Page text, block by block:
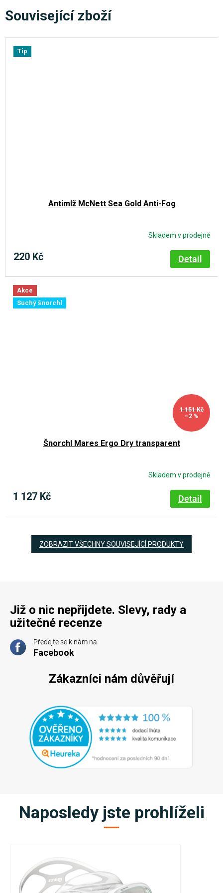
Související zboží
Tip
Antimlž McNett Sea Gold Anti-Fog
Skladem v prodejně
220 Kč Detail
Akce
Suchý šnorchl
1 151 Kč
–2 %
Šnorchl Mares Ergo Dry transparent
Skladem v prodejně
1 127 Kč Detail
ZOBRAZIT VŠECHNY SOUVISEJÍCÍ PRODUKTY
Již o nic nepřijdete. Slevy, rady a
užitečné recenze
Předejte se k nám na
Facebook
Zákazníci nám důvěřují
Naposledy jste prohlíželi